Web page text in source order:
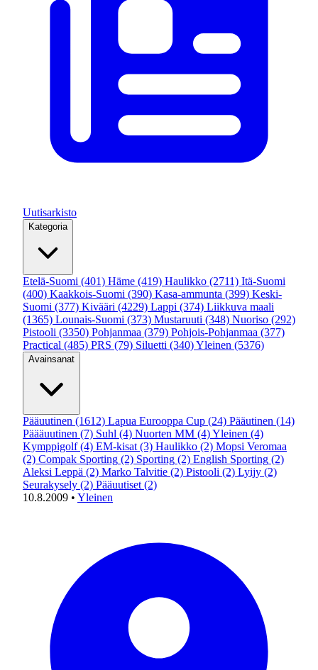
Uutisarkisto
Kategoria
Etelä-Suomi (401) Häme (419) Haulikko (2711) Itä-Suomi
(400) Kaakkois-Suomi (390) Kasa-ammunta (399) Keski-
Suomi (377) Kivääri (4229) Lappi (374) Liikkuva maali
(1365) Lounais-Suomi (373) Mustaruuti (348) Nuoriso (292)
Pistooli (3350) Pohjanmaa (379) Pohjois-Pohjanmaa (377)
Practical (485) PRS (79) Siluetti (340)Yleinen (5376)
Avainsanat
Pääuutinen (1612) Lapua Eurooppa Cup (24) Pääutinen (14)
Päääuutinen (7) Suhl (4) Nuorten MM (4)Yleinen (4)
Kymppigolf (4) EM-kisat (3) Haulikko (2) Mopsi Veromaa
(2) Compak Sporting (2) Sporting (2) English Sporting (2)
Aleksi Leppä (2) Marko Talvitie (2) Pistooli (2) Lyijy (2)
Seurakysely (2) Pääuutiset (2)
10.8.2009 • Yleinen